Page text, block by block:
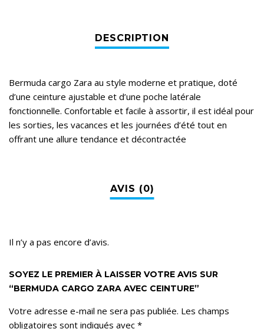
Bermuda cargo Zara au style moderne et pratique, doté
d’une ceinture ajustable et d’une poche latérale
fonctionnelle. Confortable et facile à assortir, il est idéal pour
les sorties, les vacances et les journées d’été tout en
offrant une allure tendance et décontractée
Il n’y a pas encore d’avis.
SOYEZ LE PREMIER À LAISSER VOTRE AVIS SUR
“BERMUDA CARGO ZARA AVEC CEINTURE”
Votre adresse e-mail ne sera pas publiée. Les champs
obligatoires sont indiqués avec *